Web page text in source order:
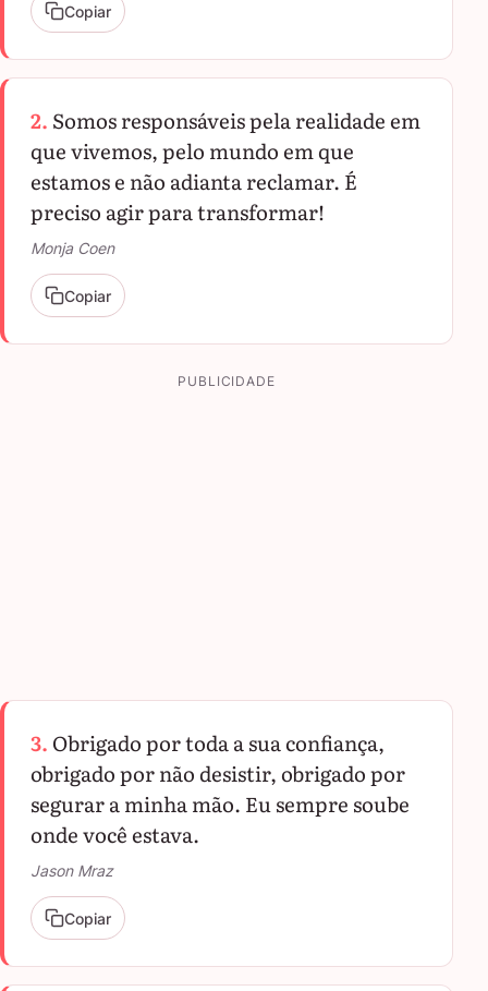
Copiar
2. Somos responsáveis pela realidade em
que vivemos, pelo mundo em que
estamos e não adianta reclamar. É
preciso agir para transformar!
Monja Coen
Copiar
PUBLICIDADE
3. Obrigado por toda a sua confiança,
obrigado por não desistir, obrigado por
segurar a minha mão. Eu sempre soube
onde você estava.
Jason Mraz
Copiar